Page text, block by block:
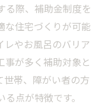
る際、補助金制度を
な住宅づくりが可能
レやお風呂のバリア
事が多く補助対象と
世帯、障がい者の方
点が特徴です。